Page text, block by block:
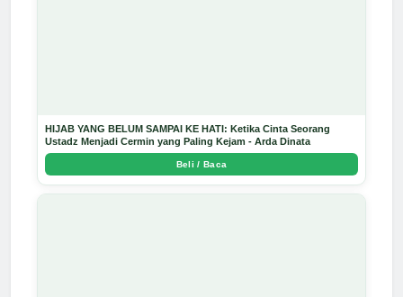
HIJAB YANG BELUM SAMPAI KE HATI: Ketika Cinta Seorang
Ustadz Menjadi Cermin yang Paling Kejam - Arda Dinata
Beli / Baca